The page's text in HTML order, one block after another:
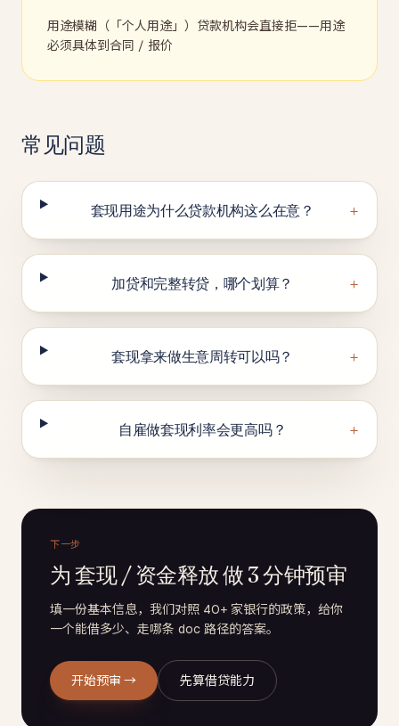
用途模糊（「个人用途」）贷款机构会直接拒——用途
必须具体到合同 / 报价
常见问题
套现用途为什么贷款机构这么在意？ +
加贷和完整转贷，哪个划算？ +
套现拿来做生意周转可以吗？ +
自雇做套现利率会更高吗？ +
下一步
为 套现 / 资金释放 做 3 分钟预审
填一份基本信息，我们对照 40+ 家银行的政策，给你
一个能借多少、走哪条 doc 路径的答案。
开始预审 → 先算借贷能力